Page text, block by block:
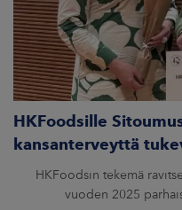
HKFoodsille
kansanterveyttä
HKFoodsin tekemä
vuoden 2025